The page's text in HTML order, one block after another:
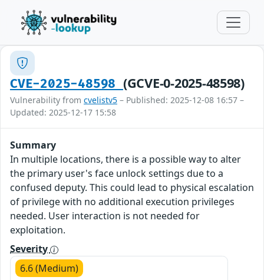
CVE-2025-48598 (GCVE-0-2025-48598)
Vulnerability from cvelistv5 – Published: 2025-12-08 16:57 –
Updated: 2025-12-17 15:58
Summary
In multiple locations, there is a possible way to alter
the primary user's face unlock settings due to a
confused deputy. This could lead to physical escalation
of privilege with no additional execution privileges
needed. User interaction is not needed for
exploitation.
Severity
6.6 (Medium)